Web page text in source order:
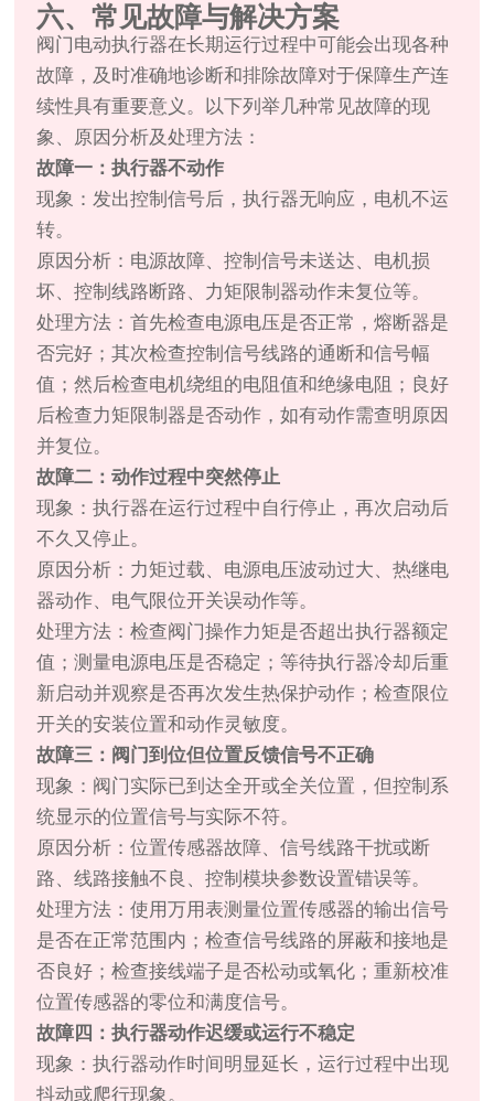
六、常见故障与解决方案
阀门电动执行器在长期运行过程中可能会出现各种
故障，及时准确地诊断和排除故障对于保障生产连
续性具有重要意义。以下列举几种常见故障的现
象、原因分析及处理方法：
故障一：执行器不动作
现象：发出控制信号后，执行器无响应，电机不运
转。
原因分析：电源故障、控制信号未送达、电机损
坏、控制线路断路、力矩限制器动作未复位等。
处理方法：首先检查电源电压是否正常，熔断器是
否完好；其次检查控制信号线路的通断和信号幅
值；然后检查电机绕组的电阻值和绝缘电阻；良好
后检查力矩限制器是否动作，如有动作需查明原因
并复位。
故障二：动作过程中突然停止
现象：执行器在运行过程中自行停止，再次启动后
不久又停止。
原因分析：力矩过载、电源电压波动过大、热继电
器动作、电气限位开关误动作等。
处理方法：检查阀门操作力矩是否超出执行器额定
值；测量电源电压是否稳定；等待执行器冷却后重
新启动并观察是否再次发生热保护动作；检查限位
开关的安装位置和动作灵敏度。
故障三：阀门到位但位置反馈信号不正确
现象：阀门实际已到达全开或全关位置，但控制系
统显示的位置信号与实际不符。
原因分析：位置传感器故障、信号线路干扰或断
路、线路接触不良、控制模块参数设置错误等。
处理方法：使用万用表测量位置传感器的输出信号
是否在正常范围内；检查信号线路的屏蔽和接地是
否良好；检查接线端子是否松动或氧化；重新校准
位置传感器的零位和满度信号。
故障四：执行器动作迟缓或运行不稳定
现象：执行器动作时间明显延长，运行过程中出现
抖动或爬行现象。